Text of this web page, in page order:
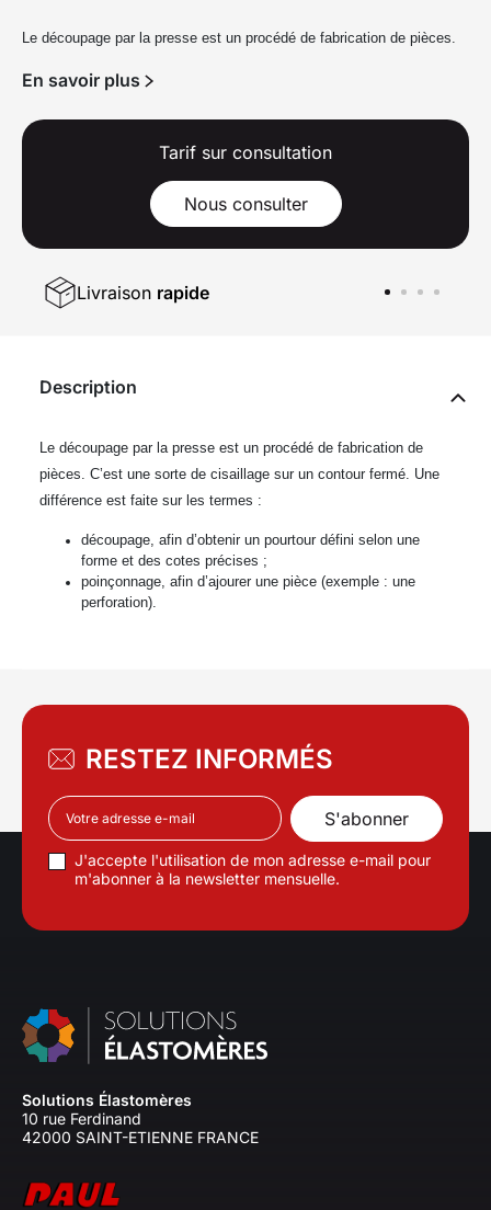
Le découpage par la presse est un procédé de fabrication de pièces.
En savoir plus
Tarif sur consultation
Nous consulter
Livraison rapide
Description
Le découpage par la presse est un procédé de fabrication de
pièces. C’est une sorte de cisaillage sur un contour fermé. Une
différence est faite sur les termes :
découpage, afin d’obtenir un pourtour défini selon une
forme et des cotes précises ;
poinçonnage, afin d’ajourer une pièce (exemple : une
perforation).
RESTEZ INFORMÉS
J'accepte l'utilisation de mon adresse e-mail pour
m'abonner à la newsletter mensuelle.
Solutions Élastomères
10 rue Ferdinand
42000 SAINT-ETIENNE FRANCE